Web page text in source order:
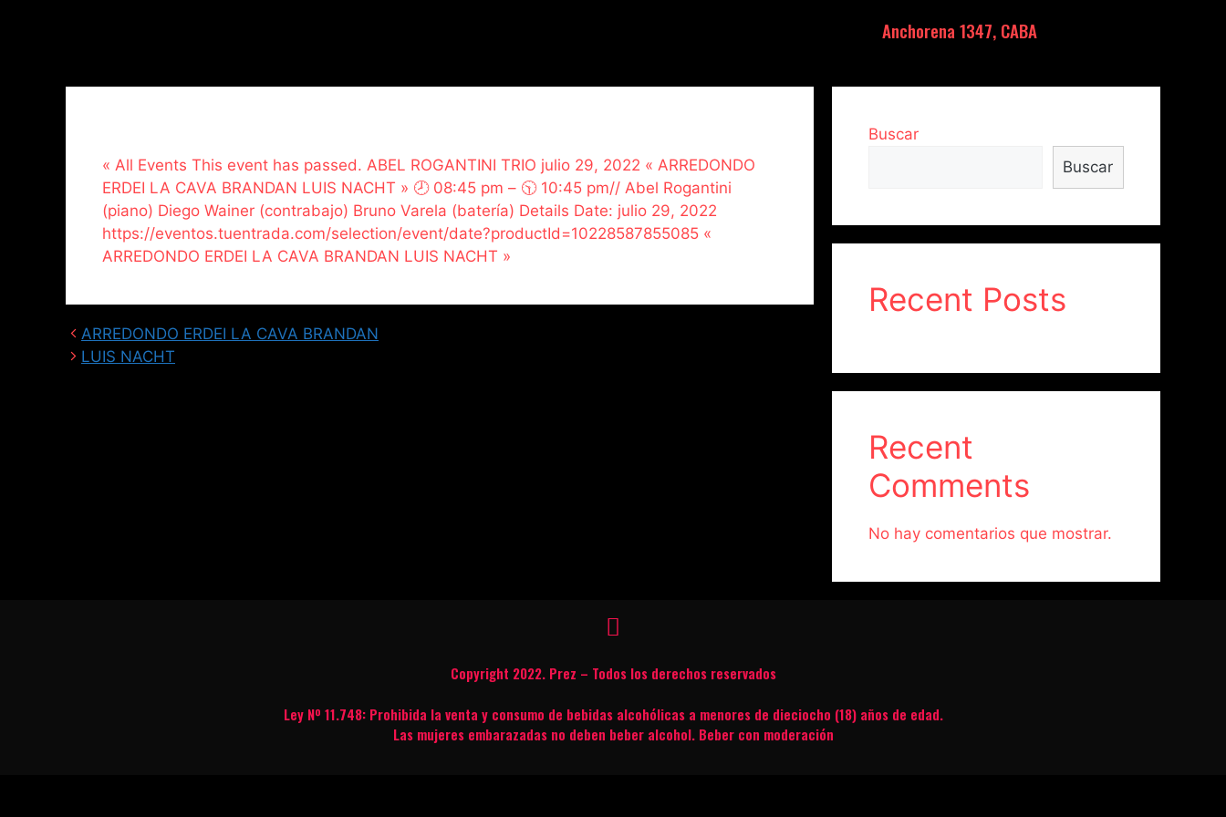
Anchorena 1347, CABA
« All Events This event has passed. ABEL ROGANTINI TRIO julio 29, 2022 « ARREDONDO
ERDEI LA CAVA BRANDAN LUIS NACHT » 🕗 08:45 pm – 🕥 10:45 pm// Abel Rogantini
(piano) Diego Wainer (contrabajo) Bruno Varela (batería) Details Date: julio 29, 2022
https://eventos.tuentrada.com/selection/event/date?productId=10228587855085 «
ARREDONDO ERDEI LA CAVA BRANDAN LUIS NACHT »
ARREDONDO ERDEI LA CAVA BRANDAN
LUIS NACHT
Buscar
Buscar
Recent Posts
Recent
Comments
No hay comentarios que mostrar.
Copyright 2022. Prez – Todos los derechos reservados
Ley Nº 11.748: Prohibida la venta y consumo de bebidas alcohólicas a menores de dieciocho (18) años de edad.
Las mujeres embarazadas no deben beber alcohol. Beber con moderación